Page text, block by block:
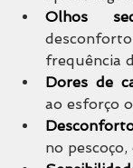
Olhos
frequência
Dores de
ao esforço
no